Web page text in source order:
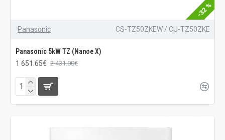
-32 %
Panasonic CS-TZ50ZKEW / CU-TZ50ZKE
Panasonic 5kW TZ (Nanoe X)
1 651.65€ 2 431.00€